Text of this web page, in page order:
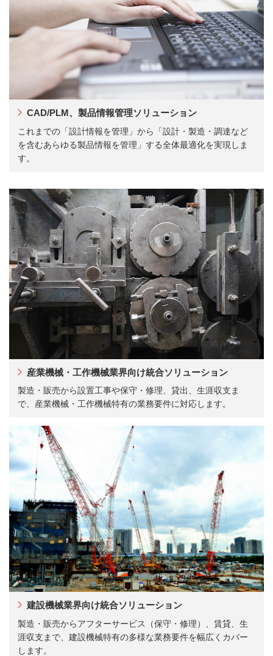
CAD/PLM、製品情報管理ソリューション
これまでの「設計情報を管理」から「設計・製造・調達など
を含むあらゆる製品情報を管理」する全体最適化を実現しま
す。
産業機械・工作機械業界向け統合ソリューション
製造・販売から設置工事や保守・修理、貸出、生涯収支ま
で、産業機械・工作機械特有の業務要件に対応します。
建設機械業界向け統合ソリューション
製造・販売からアフターサービス（保守・修理）、賃貸、生
涯収支まで、建設機械特有の多様な業務要件を幅広くカバー
します。